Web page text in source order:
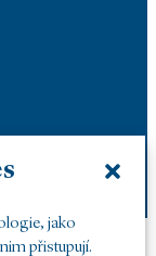
jako
přistupují.